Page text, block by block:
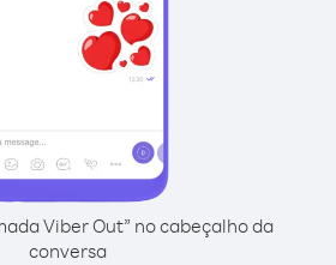
Viber Out” no cabeçalho da
conversa